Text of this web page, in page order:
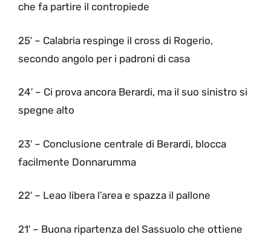
che fa partire il contropiede
25′ – Calabria respinge il cross di Rogerio,
secondo angolo per i padroni di casa
24′ – Ci prova ancora Berardi, ma il suo sinistro si
spegne alto
23′ – Conclusione centrale di Berardi, blocca
facilmente Donnarumma
22′ – Leao libera l’area e spazza il pallone
21′ – Buona ripartenza del Sassuolo che ottiene